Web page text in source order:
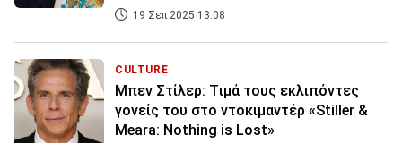
19 Σεπ 2025 13:08
CULTURE
Μπεν Στίλερ: Tιμά τους εκλιπόντες
γονείς του στο ντοκιμαντέρ «Stiller &
Meara: Nothing is Lost»